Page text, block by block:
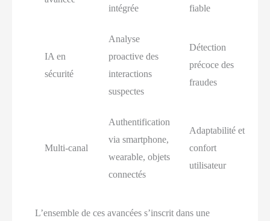
intégrée
fiable
IA en
sécurité
Analyse
proactive des
interactions
suspectes
Détection
précoce des
fraudes
Multi-canal
Authentification
via smartphone,
wearable, objets
connectés
Adaptabilité et
confort
utilisateur
L’ensemble de ces avancées s’inscrit dans une